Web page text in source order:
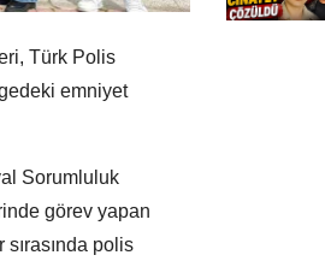
Türk Polis
emniyet
Sorumluluk
görev yapan
polis